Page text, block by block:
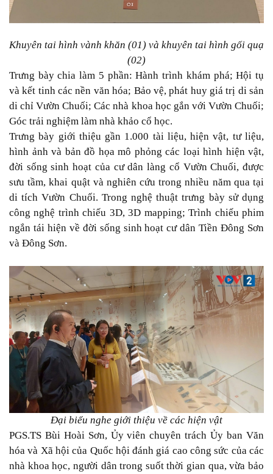
Khuyên tai hình vành khăn (01) và khuyên tai hình gối quạ
(02)
Trưng bày chia làm 5 phần: Hành trình khám phá; Hội tụ
và kết tinh các nền văn hóa; Bảo vệ, phát huy giá trị di sản
di chỉ Vườn Chuối; Các nhà khoa học gắn với Vườn Chuối;
Góc trải nghiệm làm nhà khảo cổ học.
Trưng bày giới thiệu gần 1.000 tài liệu, hiện vật, tư liệu,
hình ảnh và bản đồ họa mô phỏng các loại hình hiện vật,
đời sống sinh hoạt của cư dân làng cổ Vườn Chuối, được
sưu tầm, khai quật và nghiên cứu trong nhiều năm qua tại
di tích Vườn Chuối. Trong nghệ thuật trưng bày sử dụng
công nghệ trình chiếu 3D, 3D mapping; Trình chiếu phim
ngắn tái hiện về đời sống sinh hoạt cư dân Tiền Đông Sơn
và Đông Sơn.
Đại biểu nghe giới thiệu về các hiện vật
PGS.TS Bùi Hoài Sơn, Ủy viên chuyên trách Ủy ban Văn
hóa và Xã hội của Quốc hội đánh giá cao công sức của các
nhà khoa học, người dân trong suốt thời gian qua, vừa bảo